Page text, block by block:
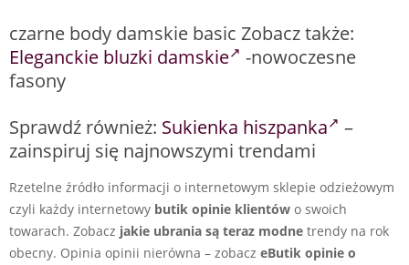
czarne body damskie basic Zobacz także:
Eleganckie bluzki damskie
-nowoczesne
fasony
Sprawdź również: Sukienka hiszpanka
–
zainspiruj się najnowszymi trendami
Rzetelne źródło informacji o internetowym sklepie odzieżowym
czyli każdy internetowy butik opinie klientów o swoich
towarach. Zobacz jakie ubrania są teraz modne trendy na rok
obecny. Opinia opinii nierówna – zobacz eButik opinie o